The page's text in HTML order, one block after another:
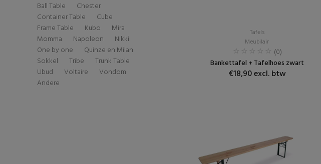
Ball Table
Chester
Container Table
Cube
Frame Table
Kubo
Mira
Momma
Napoleon
Nikki
One by one
Quinze en Milan
Sokkel
Tribe
Trunk Table
Ubud
Voltaire
Vondom
Andere
Tafels
Meubilair
(0)
Bankettafel + Tafelhoes zwart
€18,90 excl. btw